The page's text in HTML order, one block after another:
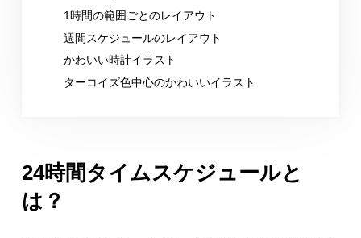
1時間の範囲ごとのレイアウト
週間スケジュールのレイアウト
かわいい時計イラスト
ターコイズ色中心のかわいいイラスト
24時間タイムスケジュールと
は？